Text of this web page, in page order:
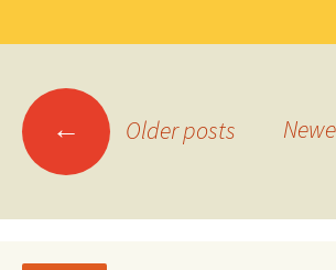
Posts
navigation
← Older posts